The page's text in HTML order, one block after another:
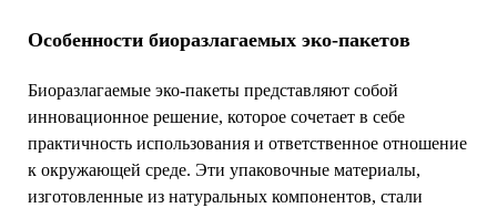
Особенности биоразлагаемых эко-пакетов
Биоразлагаемые эко-пакеты представляют собой
инновационное решение, которое сочетает в себе
практичность использования и ответственное отношение
к окружающей среде. Эти упаковочные материалы,
изготовленные из натуральных компонентов, стали